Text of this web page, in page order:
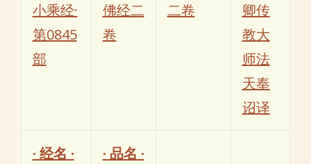
小乘经·
第0845
部
佛经二
卷
二卷
卿传
教大
师法
天奉
诏译
· 经名 ·
· 品名 ·